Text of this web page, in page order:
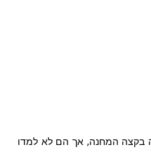
בקצה המחנה, אך הם לא למדו